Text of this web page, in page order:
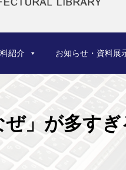
紹介 お知らせ・資料展
ぜ」が多す